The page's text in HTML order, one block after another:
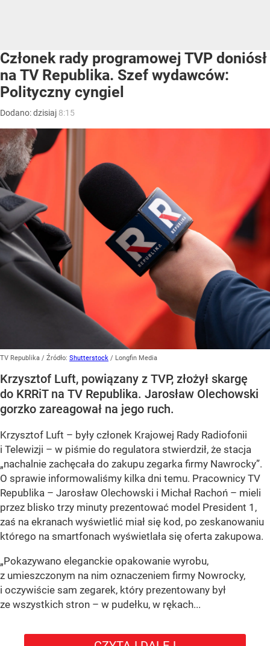
Członek rady programowej TVP doniósł
na TV Republika. Szef wydawców:
Polityczny cyngiel
Dodano:dzisiaj 8:15
TV Republika / Źródło: Shutterstock / Longfin Media
Krzysztof Luft, powiązany z TVP, złożył skargę
do KRRiT na TV Republika. Jarosław Olechowski
gorzko zareagował na jego ruch.
Krzysztof Luft – były członek Krajowej Rady Radiofonii
i Telewizji – w piśmie do regulatora stwierdził, że stacja
„nachalnie zachęcała do zakupu zegarka firmy Nawrocky”.
O sprawie informowaliśmy kilka dni temu. Pracownicy TV
Republika – Jarosław Olechowski i Michał Rachoń – mieli
przez blisko trzy minuty prezentować model President 1,
zaś na ekranach wyświetlić miał się kod, po zeskanowaniu
którego na smartfonach wyświetlała się oferta zakupowa.
„Pokazywano eleganckie opakowanie wyrobu,
z umieszczonym na nim oznaczeniem firmy Nowrocky,
i oczywiście sam zegarek, który prezentowany był
ze wszystkich stron – w pudełku, w rękach...